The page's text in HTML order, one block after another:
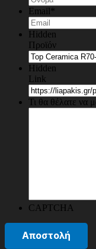
Email*
Hidden
Προϊόν
Hidden
Link
Τι θα θέλατε να
CAPTCHA